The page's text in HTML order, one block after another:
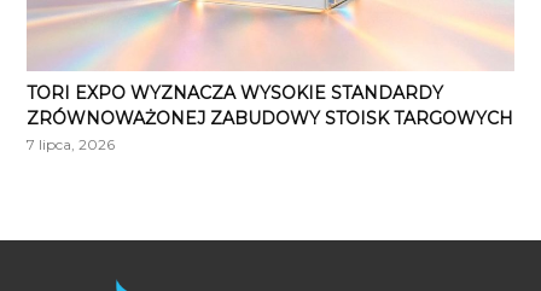
TORI EXPO WYZNACZA WYSOKIE STANDARDY
ZRÓWNOWAŻONEJ ZABUDOWY STOISK TARGOWYCH
7 lipca, 2026